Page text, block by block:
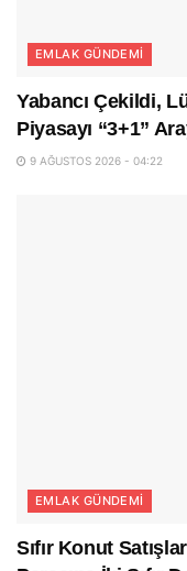
EMLAK GÜNDEMI
Yabancı Çekildi,
Piyasayı “3+1”
9 AĞUSTOS 2026 - 04:22
EMLAK GÜNDEMI
Sıfır Konut